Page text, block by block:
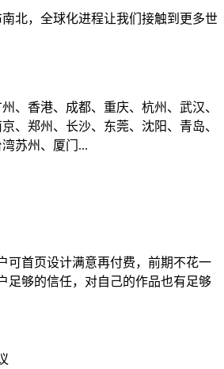
北，全球化进程让我们接触到更多世
、香港、成都、重庆、杭州、武汉、
、郑州、长沙、东莞、沈阳、青岛、
苏州、厦门...
可首页设计满意再付费，前期不花一
足够的信任，对自己的作品也有足够